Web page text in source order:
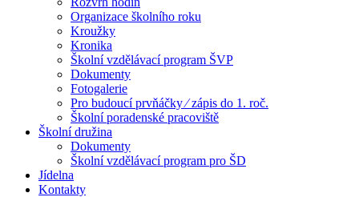
Organizace školního roku
Kroužky
Kronika
Školní vzdělávací program ŠVP
Dokumenty
Fotogalerie
Pro budoucí prvňáčky ⁄ zápis do 1. roč.
Školní poradenské pracoviště
Školní družina
Dokumenty
Školní vzdělávací program pro ŠD
Jídelna
Kontakty